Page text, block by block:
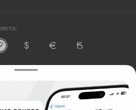
доставки цветов в Москве
ответственностью «Технология»